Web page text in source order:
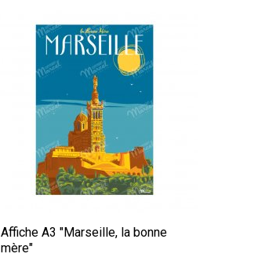
Affiche A3 "Marseille, la bonne
mère"